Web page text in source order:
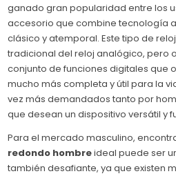
ganado gran popularidad entre los
accesorio que combine tecnología
clásico y atemporal. Este tipo de
tradicional del reloj analógico, pero
conjunto de funciones digitales que
mucho más completa y útil para la
vez más demandados tanto por
que desean un dispositivo versátil y
Para el mercado masculino,
redondo hombreideal puede ser
también desafiante, ya que existen